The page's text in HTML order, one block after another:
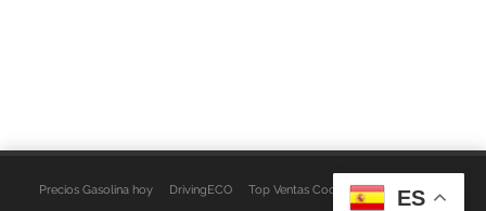
Precios Gasolina hoy DrivingECO Top Ventas Coches EspacioFurgo
ES